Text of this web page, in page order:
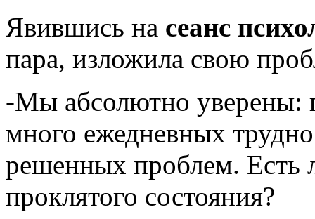
Явившись на сеанс
пара, изложила свою
-Мы абсолютно уверены:
много ежедневных
решенных проблем. Есть
проклятого состояния?